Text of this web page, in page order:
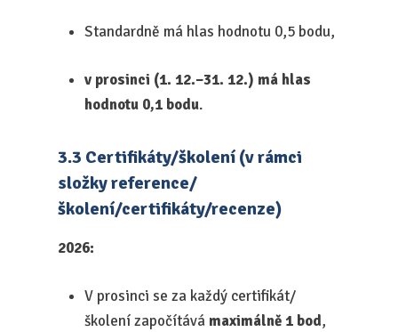
Standardně má hlas hodnotu 0,5 bodu,
v prosinci (1. 12.–31. 12.) má hlas
hodnotu 0,1 bodu.
3.3 Certifikáty/školení (v rámci
složky reference/
školení/certifikáty/recenze)
2026:
V prosinci se za každý certifikát/
školení započítává maximálně 1 bod,